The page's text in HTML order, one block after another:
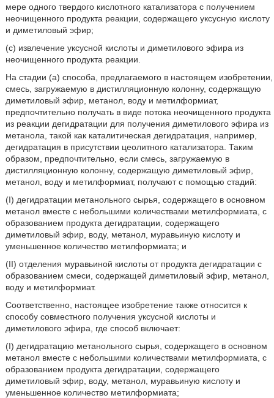
мере одного твердого кислотного катализатора с получением
неочищенного продукта реакции, содержащего уксусную кислоту
и диметиловый эфир;
(c) извлечение уксусной кислоты и диметилового эфира из
неочищенного продукта реакции.
На стадии (а) способа, предлагаемого в настоящем изобретении,
смесь, загружаемую в дистилляционную колонну, содержащую
диметиловый эфир, метанол, воду и метилформиат,
предпочтительно получать в виде потока неочищенного продукта
из реакции дегидратации для получения диметилового эфира из
метанола, такой как каталитическая дегидратация, например,
дегидратация в присутствии цеолитного катализатора. Таким
образом, предпочтительно, если смесь, загружаемую в
дистилляционную колонну, содержащую диметиловый эфир,
метанол, воду и метилформиат, получают с помощью стадий:
(I) дегидратации метанольного сырья, содержащего в основном
метанол вместе с небольшими количествами метилформиата, с
образованием продукта дегидратации, содержащего
диметиловый эфир, воду, метанол, муравьиную кислоту и
уменьшенное количество метилформиата; и
(II) отделения муравьиной кислоты от продукта дегидратации с
образованием смеси, содержащей диметиловый эфир, метанол,
воду и метилформиат.
Соответственно, настоящее изобретение также относится к
способу совместного получения уксусной кислоты и
диметилового эфира, где способ включает:
(I) дегидратацию метанольного сырья, содержащего в основном
метанол вместе с небольшими количествами метилформиата, с
образованием продукта дегидратации, содержащего
диметиловый эфир, воду, метанол, муравьиную кислоту и
уменьшенное количество метилформиата;